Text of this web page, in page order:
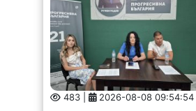
483 | 2026-08-08 09:54:54
Народният представител Стела
Илиева оглави структурата на